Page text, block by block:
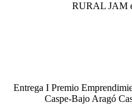
RURAL JAM
Entrega I Premio
Caspe-Bajo Aragó